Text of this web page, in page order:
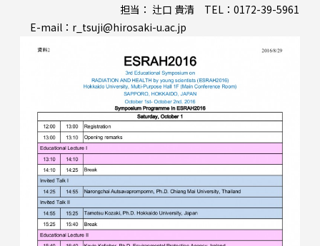
担当： 辻口 貴清 TEL：0172-39-5961
E-mail：r_tsuji@hirosaki-u.ac.jp